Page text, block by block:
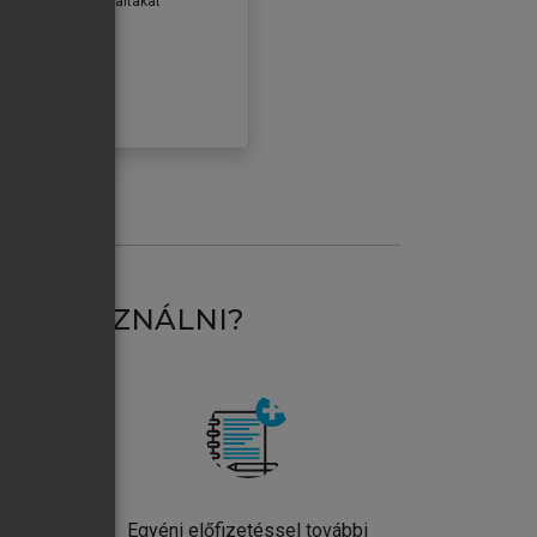
HASZNÁLNI?
Egyéni előfizetéssel további